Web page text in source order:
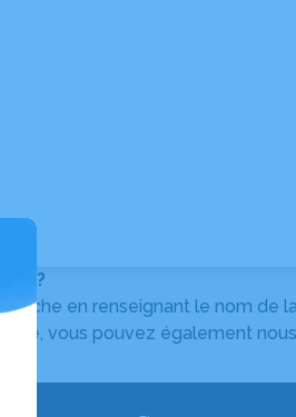
?
en renseignant le nom
vous pouvez également